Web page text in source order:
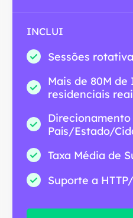
INCLUI
Sessões
Mais de 80M
residenciais
País/Estado/
Taxa Média de
Suporte a